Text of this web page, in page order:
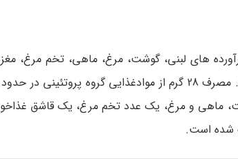
های لبنی، گوشت، مرغ، ماهی، تخم مرغ،
شده است.